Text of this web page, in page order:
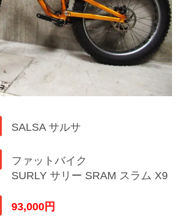
SALSA サルサ
ファットバイク
SURLY サリー SRAM スラム X9
93,000円